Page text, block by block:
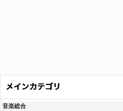
音楽総合